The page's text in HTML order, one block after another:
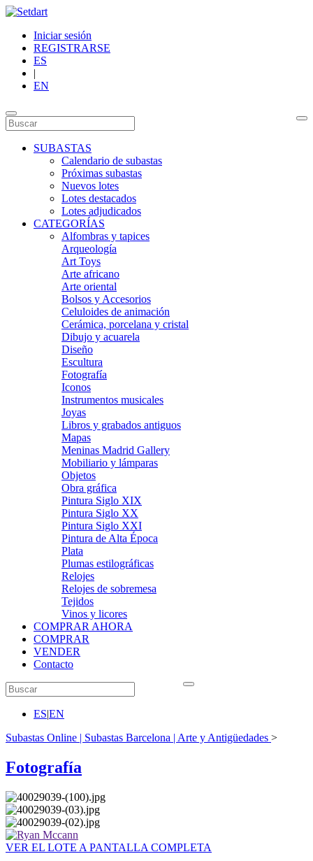
Iniciar sesión
REGISTRARSE
ES
|
EN
SUBASTAS
Calendario de subastas
Próximas subastas
Nuevos lotes
Lotes destacados
Lotes adjudicados
CATEGORÍAS
Alfombras y tapices
Arqueología
Art Toys
Arte africano
Arte oriental
Bolsos y Accesorios
Celuloides de animación
Cerámica, porcelana y cristal
Dibujo y acuarela
Diseño
Escultura
Fotografía
Iconos
Instrumentos musicales
Joyas
Libros y grabados antiguos
Mapas
Meninas Madrid Gallery
Mobiliario y lámparas
Objetos
Obra gráfica
Pintura Siglo XIX
Pintura Siglo XX
Pintura Siglo XXI
Pintura de Alta Época
Plata
Plumas estilográficas
Relojes
Relojes de sobremesa
Tejidos
Vinos y licores
COMPRAR AHORA
COMPRAR
VENDER
Contacto
ES|EN
Subastas Online | Subastas Barcelona | Arte y Antigüedades >
Fotografía
VER EL LOTE A PANTALLA COMPLETA